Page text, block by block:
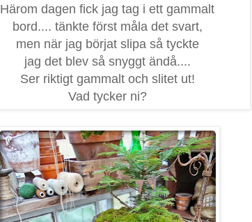
Härom dagen fick jag tag i ett gammalt
bord.... tänkte först måla det svart,
men när jag börjat slipa så tyckte
jag det blev så snyggt ändå....
Ser riktigt gammalt och slitet ut!
Vad tycker ni?